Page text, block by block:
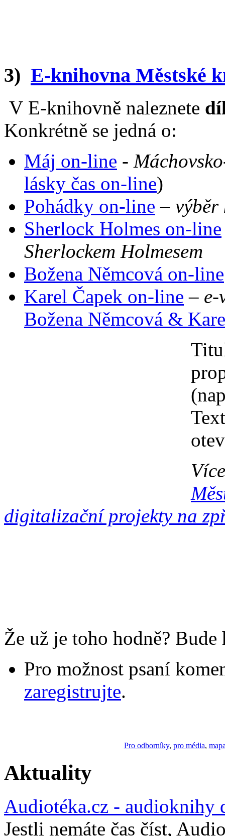
3) E-knihovna Městské
V E-knihovně naleznete
Konkrétně se jedná o:
Máj on-line -
lásky čas on-line)
Pohádky on-line – výběr
Sherlock Holmes on-line
Sherlockem Holmesem
Božena Němcová on-line
Karel Čapek on-line – e-
Božena Němcová &
digitalizační projekty na
Že už je toho hodně?
Pro možnost psaní
zaregistrujte.
Pro odborníky, pro média,
Aktuality
Audiotéka.cz - audioknihy
Jestli nemáte čas číst,